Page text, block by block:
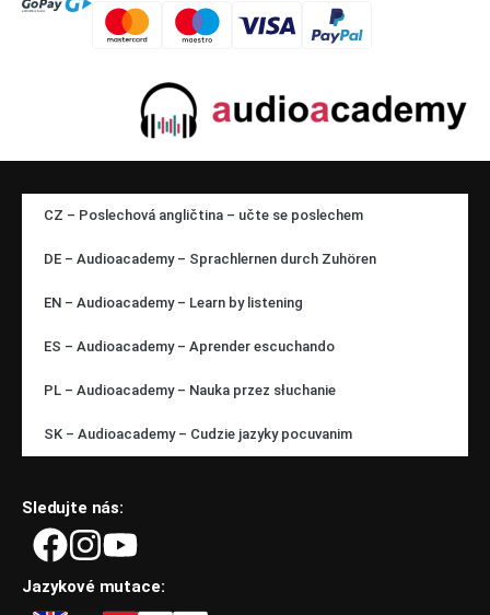
CZ – Poslechová angličtina – učte se poslechem
DE – Audioacademy – Sprachlernen durch Zuhören
EN – Audioacademy – Learn by listening
ES – Audioacademy – Aprender escuchando
PL – Audioacademy – Nauka przez słuchanie
SK – Audioacademy – Cudzie jazyky pocuvanim
Sledujte nás:
Jazykové mutace: